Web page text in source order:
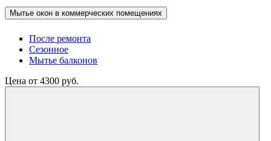
Мытье окон в коммерческих помещениях
После ремонта
Сезонное
Мытье балконов
Цена от 4300 руб.